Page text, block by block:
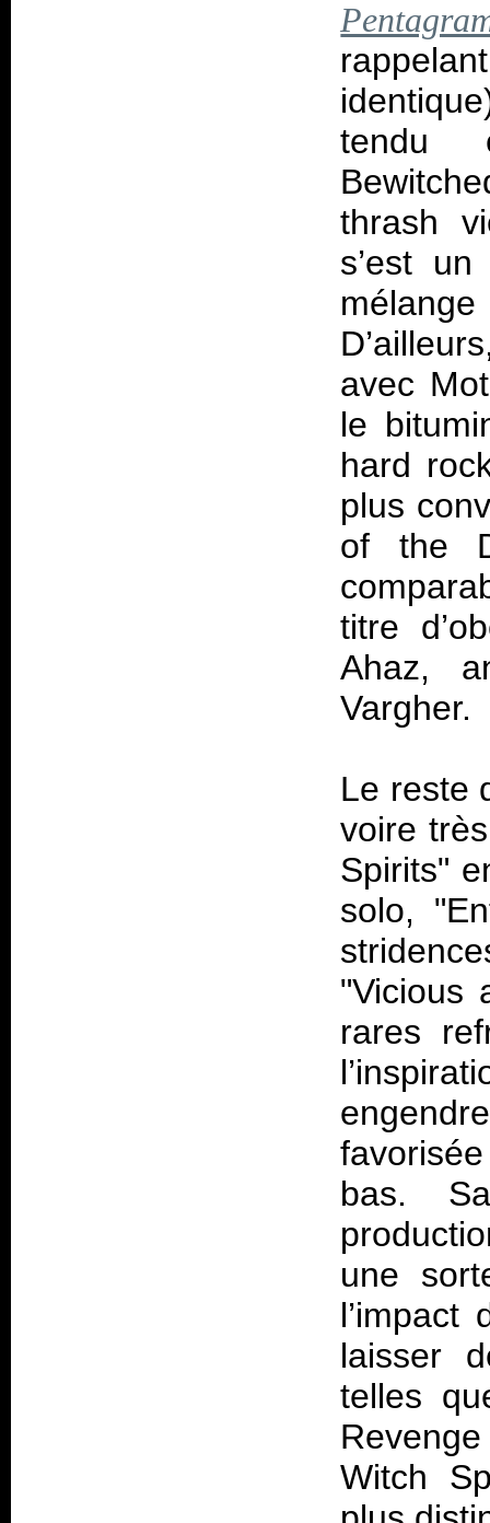
tendu
thrash
s’est
avec
le
hard
plus
of the
titre
Ahaz,
Vargher.
Le reste
voire
Spirits"
solo,
"Vicious
rares
bas.
une
l’impact
laisser
telles
Witch